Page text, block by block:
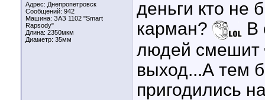
Адрес: Днепропетровск
Сообщений: 942
Машина: ЗАЗ 1102 "Smart
Rapsody"
Длина: 2350мкм
Диаметр: 35мм
деньги кто не
карман?
В
людей смешит
выход...А тем
пригодились